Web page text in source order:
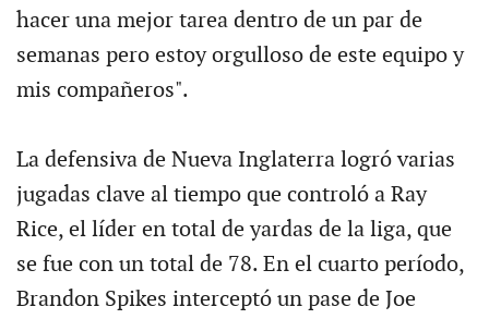
hacer una mejor tarea dentro de un par de
semanas pero estoy orgulloso de este equipo y
mis compañeros".
La defensiva de Nueva Inglaterra logró varias
jugadas clave al tiempo que controló a Ray
Rice, el líder en total de yardas de la liga, que
se fue con un total de 78. En el cuarto período,
Brandon Spikes interceptó un pase de Joe